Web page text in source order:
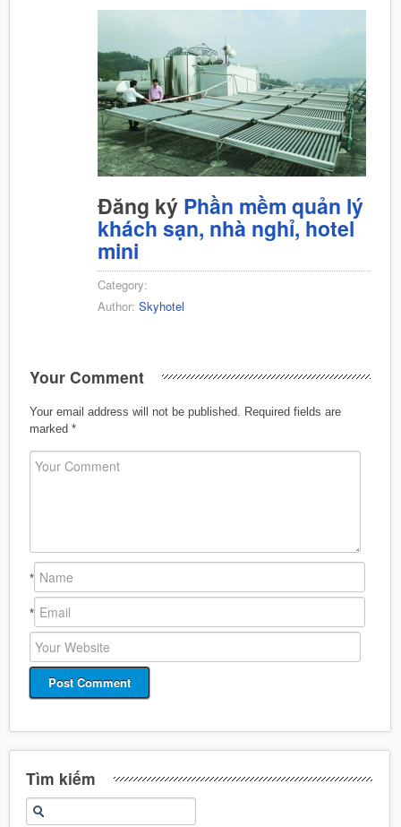
Đăng ký Phần mềm quản lý
khách sạn, nhà nghỉ, hotel
mini
Category:
Author: Skyhotel
Your Comment
Your email address will not be published.
Required fields are
marked *
*
*
Tìm kiếm